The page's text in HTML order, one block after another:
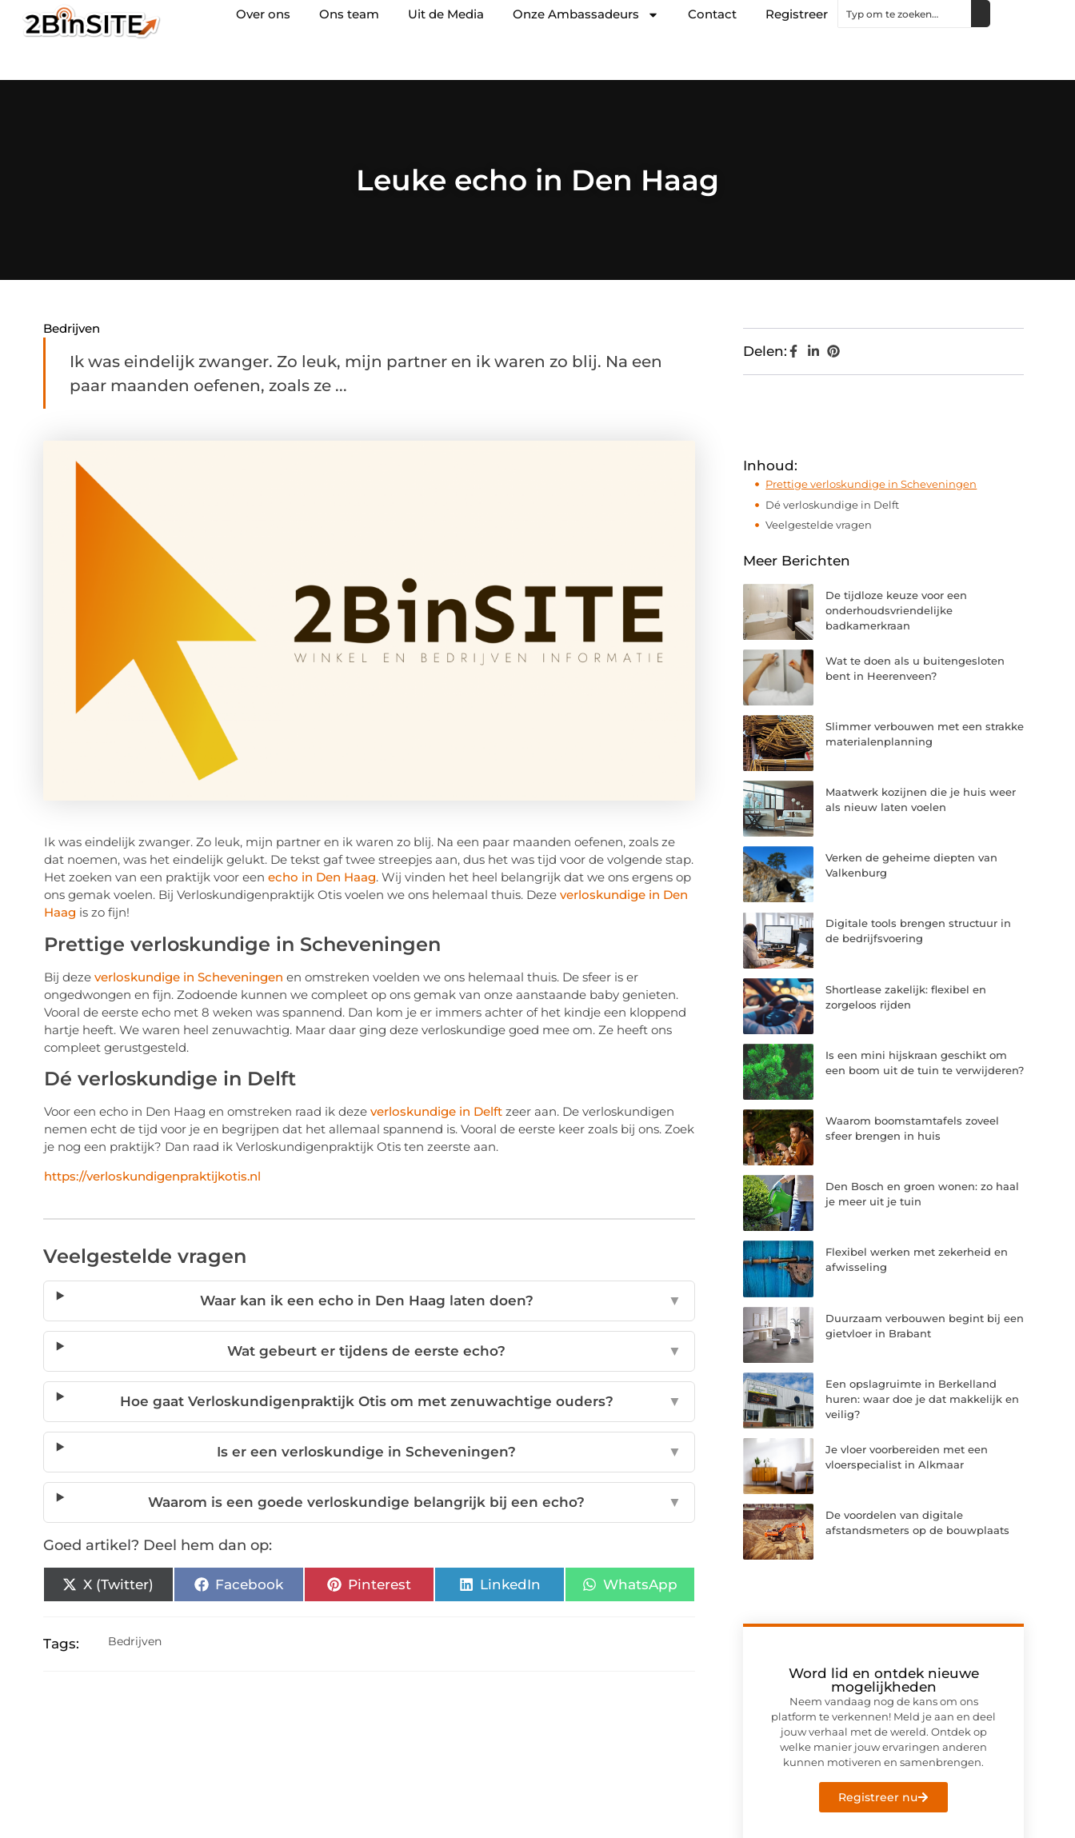
Over ons Ons team Uit de Media Onze Ambassadeurs Contact Registreer
Leuke echo in Den Haag
Bedrijven
Ik was eindelijk zwanger. Zo leuk, mijn partner en ik waren zo blij. Na een
paar maanden oefenen, zoals ze ...
Ik was eindelijk zwanger. Zo leuk, mijn partner en ik waren zo blij. Na een paar maanden oefenen, zoals ze
dat noemen, was het eindelijk gelukt. De tekst gaf twee streepjes aan, dus het was tijd voor de volgende stap.
Het zoeken van een praktijk voor een echo in Den Haag. Wij vinden het heel belangrijk dat we ons ergens op
ons gemak voelen. Bij Verloskundigenpraktijk Otis voelen we ons helemaal thuis. Deze verloskundige in Den
Haag is zo fijn!
Prettige verloskundige in Scheveningen
Bij deze verloskundige in Scheveningen en omstreken voelden we ons helemaal thuis. De sfeer is er
ongedwongen en fijn. Zodoende kunnen we compleet op ons gemak van onze aanstaande baby genieten.
Vooral de eerste echo met 8 weken was spannend. Dan kom je er immers achter of het kindje een kloppend
hartje heeft. We waren heel zenuwachtig. Maar daar ging deze verloskundige goed mee om. Ze heeft ons
compleet gerustgesteld.
Dé verloskundige in Delft
Voor een echo in Den Haag en omstreken raad ik deze verloskundige in Delftzeer aan. De verloskundigen
nemen echt de tijd voor je en begrijpen dat het allemaal spannend is. Vooral de eerste keer zoals bij ons. Zoek
je nog een praktijk? Dan raad ik Verloskundigenpraktijk Otis ten zeerste aan.
https://verloskundigenpraktijkotis.nl
Veelgestelde vragen
Waar kan ik een echo in Den Haag laten doen? ▼
Wat gebeurt er tijdens de eerste echo? ▼
Hoe gaat Verloskundigenpraktijk Otis om met zenuwachtige ouders? ▼
Is er een verloskundige in Scheveningen? ▼
Waarom is een goede verloskundige belangrijk bij een echo? ▼
Goed artikel? Deel hem dan op:
X (Twitter) Facebook Pinterest LinkedIn WhatsApp
Tags: Bedrijven
Delen:
Inhoud:
Prettige verloskundige in Scheveningen
Dé verloskundige in Delft
Veelgestelde vragen
Meer Berichten
De tijdloze keuze voor een
onderhoudsvriendelijke
badkamerkraan
Wat te doen als u buitengesloten
bent in Heerenveen?
Slimmer verbouwen met een strakke
materialenplanning
Maatwerk kozijnen die je huis weer
als nieuw laten voelen
Verken de geheime diepten van
Valkenburg
Digitale tools brengen structuur in
de bedrijfsvoering
Shortlease zakelijk: flexibel en
zorgeloos rijden
Is een mini hijskraan geschikt om
een boom uit de tuin te verwijderen?
Waarom boomstamtafels zoveel
sfeer brengen in huis
Den Bosch en groen wonen: zo haal
je meer uit je tuin
Flexibel werken met zekerheid en
afwisseling
Duurzaam verbouwen begint bij een
gietvloer in Brabant
Een opslagruimte in Berkelland
huren: waar doe je dat makkelijk en
veilig?
Je vloer voorbereiden met een
vloerspecialist in Alkmaar
De voordelen van digitale
afstandsmeters op de bouwplaats
Word lid en ontdek nieuwe
mogelijkheden
Neem vandaag nog de kans om ons
platform te verkennen! Meld je aan en deel
jouw verhaal met de wereld. Ontdek op
welke manier jouw ervaringen anderen
kunnen motiveren en samenbrengen.
Registreer nu